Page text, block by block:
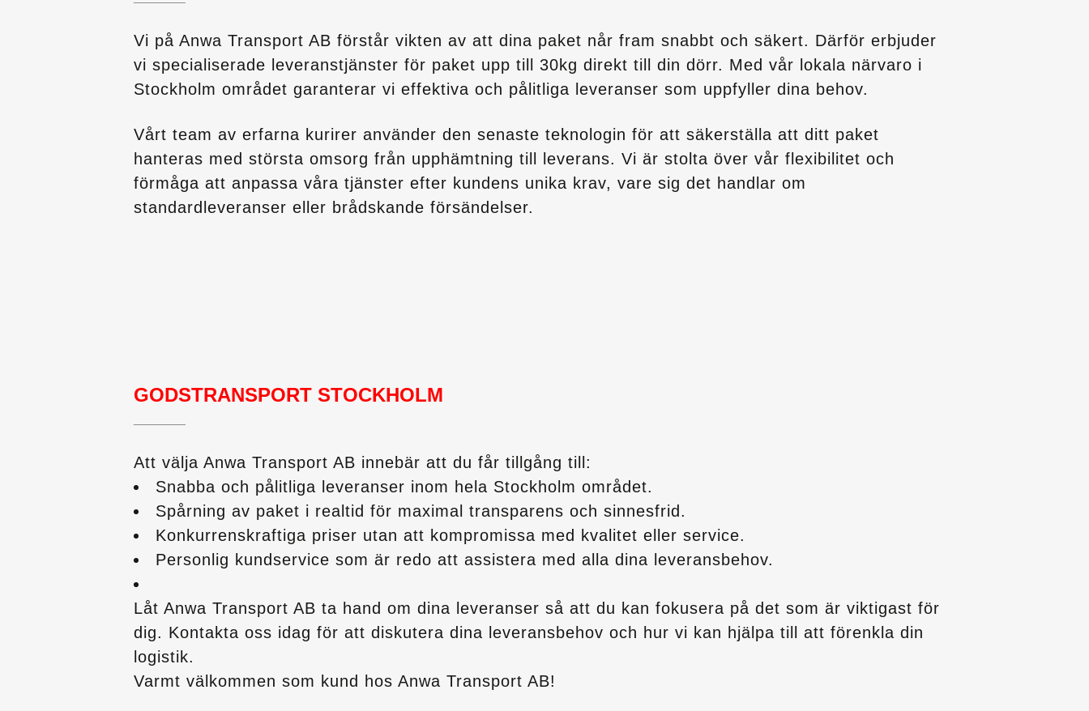
Vi på Anwa Transport AB förstår vikten av att dina paket når fram snabbt och säkert. Därför erbjuder
vi specialiserade leveranstjänster för paket upp till 30kg direkt till din dörr. Med vår lokala närvaro i
Stockholm området garanterar vi effektiva och pålitliga leveranser som uppfyller dina behov.
Vårt team av erfarna kurirer använder den senaste teknologin för att säkerställa att ditt paket
hanteras med största omsorg från upphämtning till leverans. Vi är stolta över vår flexibilitet och
förmåga att anpassa våra tjänster efter kundens unika krav, vare sig det handlar om
standardleveranser eller brådskande försändelser.
GODSTRANSPORT STOCKHOLM
Att välja Anwa Transport AB innebär att du får tillgång till:
Snabba och pålitliga leveranser inom hela Stockholm området.
Spårning av paket i realtid för maximal transparens och sinnesfrid.
Konkurrenskraftiga priser utan att kompromissa med kvalitet eller service.
Personlig kundservice som är redo att assistera med alla dina leveransbehov.
Låt Anwa Transport AB ta hand om dina leveranser så att du kan fokusera på det som är viktigast för
dig. Kontakta oss idag för att diskutera dina leveransbehov och hur vi kan hjälpa till att förenkla din
logistik.
Varmt välkommen som kund hos Anwa Transport AB!